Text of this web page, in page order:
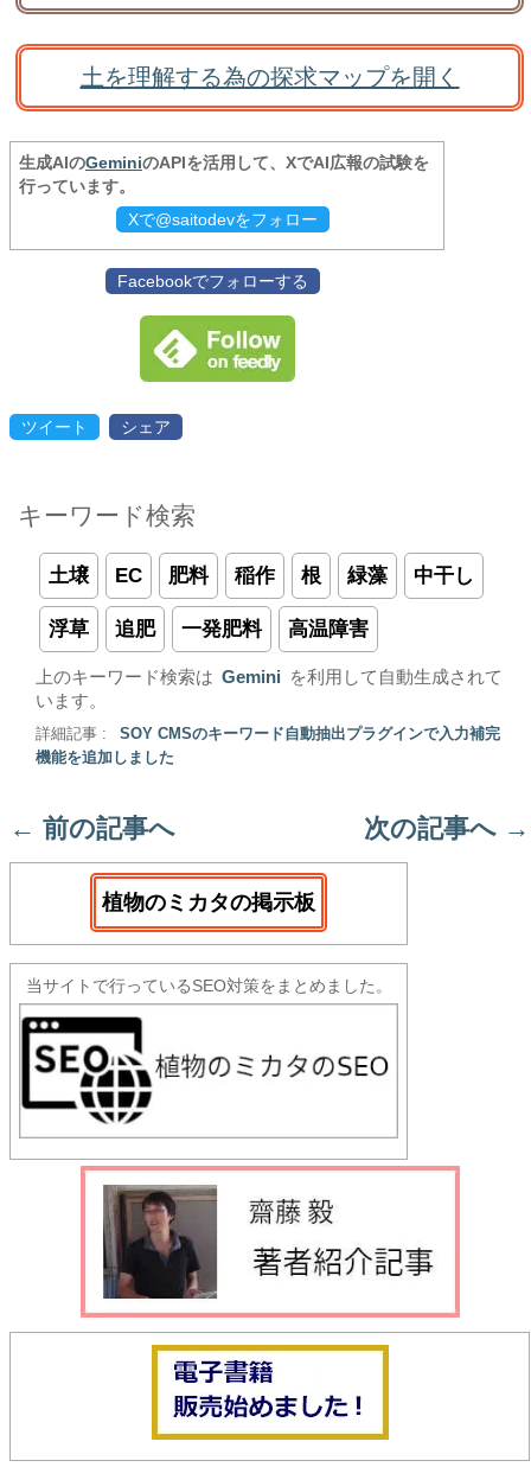
土を理解する為の探求マップを開く
生成AIのGeminiのAPIを活用して、XでAI広報の試験を
行っています。
Xで@saitodevをフォロー
Facebookでフォローする
ツイート シェア
キーワード検索
土壌 EC 肥料 稲作 根 緑藻 中干し
浮草 追肥 一発肥料 高温障害
上のキーワード検索は Gemini
を利用して自動生成されて
います。
詳細記事 :
SOY CMSのキーワード自動抽出プラグインで入力補完
機能を追加しました
← 前の記事へ 次の記事へ →
植物のミカタの掲示板
当サイトで行っているSEO対策をまとめました。